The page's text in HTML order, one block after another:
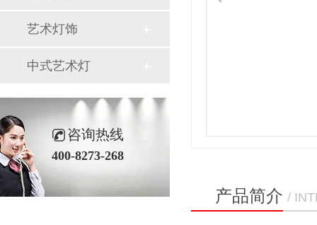
艺术灯饰
中式艺术灯
咨询热线
400-8273-268
产品简介 /